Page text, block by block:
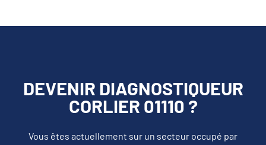
DEVENIR DIAGNOSTIQUEUR
CORLIER 01110 ?
Vous êtes actuellement sur un secteur occupé par